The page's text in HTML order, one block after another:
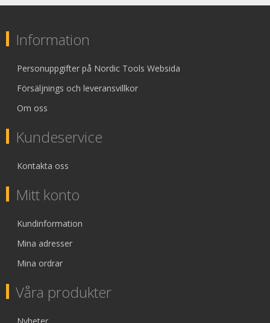
Information
Personuppgifter på Nordic Tools Websida
Försäljnings och leveransvillkor
Om oss
Kundeservice
Kontakta oss
Mitt konto
Kundinformation
Mina adresser
Mina ordrar
Våra produkter
Nyheter